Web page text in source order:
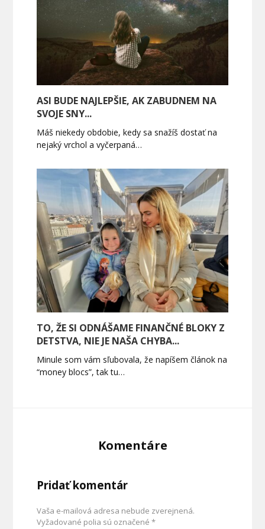
ASI BUDE NAJLEPŠIE, AK ZABUDNEM NA
SVOJE SNY...
Máš niekedy obdobie, kedy sa snažíš dostať na
nejaký vrchol a vyčerpaná…
TO, ŽE SI ODNÁŠAME FINANČNÉ BLOKY Z
DETSTVA, NIE JE NAŠA CHYBA...
Minule som vám sľubovala, že napíšem článok na
“money blocs”, tak tu…
Komentáre
Pridať komentár
Vaša e-mailová adresa nebude zverejnená.
Vyžadované polia sú označené*